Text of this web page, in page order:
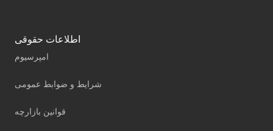
اطلاعات حقوقی
امپرسیوم
شرایط و ضوابط عمومی
قوانین بازارچه